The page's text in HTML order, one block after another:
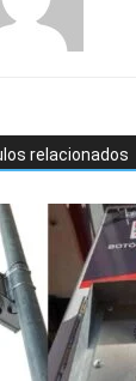
relacionados